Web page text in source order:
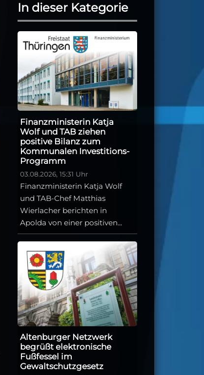
In dieser Kategorie
Finanzministerin Katja
Wolf und TAB ziehen
positive Bilanz zum
Kommunalen Investitions-
Programm
03.08.2026, 15:31 Uhr
Finanzministerin Katja Wolf
und TAB-Chef Matthias
Wierlacher berichten in
Apolda von einer positiven...
Altenburger Netzwerk
begrüßt elektronische
Fußfessel im
Gewaltschutzgesetz